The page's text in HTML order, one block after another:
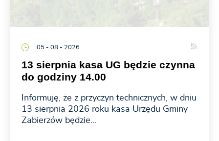
05 - 08 - 2026
13 sierpnia kasa UG będzie czynna
do godziny 14.00
Informuję, że z przyczyn technicznych, w dniu
13 sierpnia 2026 roku kasa Urzędu Gminy
Zabierzów będzie...